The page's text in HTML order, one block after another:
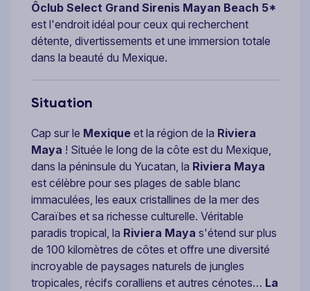
Ôclub Select Grand Sirenis Mayan Beach 5*
est l'endroit idéal pour ceux qui recherchent
détente, divertissements et une immersion totale
dans la beauté du Mexique.
Situation
Cap sur le Mexique et la région de la Riviera
Maya ! Située le long de la côte est du Mexique,
dans la péninsule du Yucatan, la Riviera Maya
est célèbre pour ses plages de sable blanc
immaculées, les eaux cristallines de la mer des
Caraïbes et sa richesse culturelle. Véritable
paradis tropical, la Riviera Maya s'étend sur plus
de 100 kilomètres de côtes et offre une diversité
incroyable de paysages naturels de jungles
tropicales, récifs coralliens et autres cénotes… La